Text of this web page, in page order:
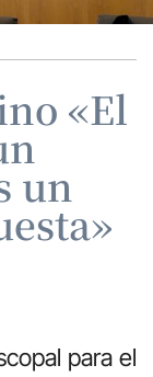
«El
un
para el